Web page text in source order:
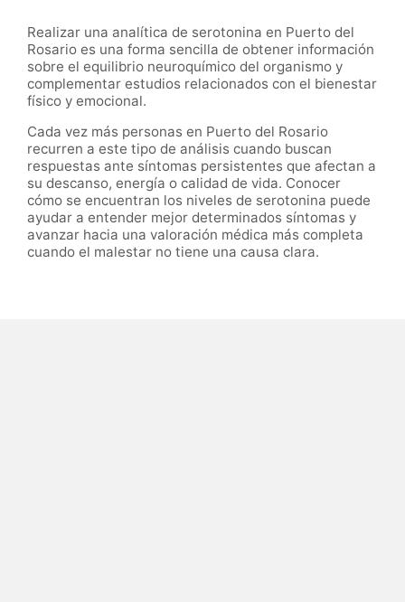
Realizar una analítica de serotonina en Puerto del
Rosario es una forma sencilla de obtener información
sobre el equilibrio neuroquímico del organismo y
complementar estudios relacionados con el bienestar
físico y emocional.
Cada vez más personas en Puerto del Rosario
recurren a este tipo de análisis cuando buscan
respuestas ante síntomas persistentes que afectan a
su descanso, energía o calidad de vida. Conocer
cómo se encuentran los niveles de serotonina puede
ayudar a entender mejor determinados síntomas y
avanzar hacia una valoración médica más completa
cuando el malestar no tiene una causa clara.